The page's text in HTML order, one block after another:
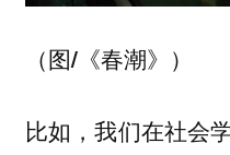
（图/《春潮》）
比如，我们在社会